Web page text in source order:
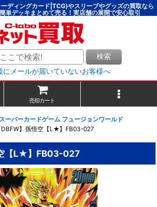
ディングカード|TCG)やスリーブやグッズの買取なら
単デッキまとめて売る！実店舗の展開で安心取引
検索
にメールが届いていないお客様へ
売却カート
ーパーカードゲーム フュージョンワールド
DBFW】孫悟空【L★】FB03-027
【L★】FB03-027